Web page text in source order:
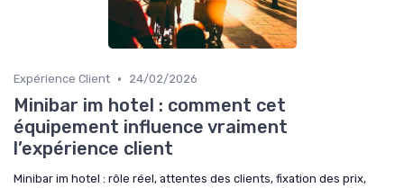
Expérience Client • 24/02/2026
Minibar im hotel : comment cet
équipement influence vraiment
l’expérience client
Minibar im hotel : rôle réel, attentes des clients, fixation des prix,